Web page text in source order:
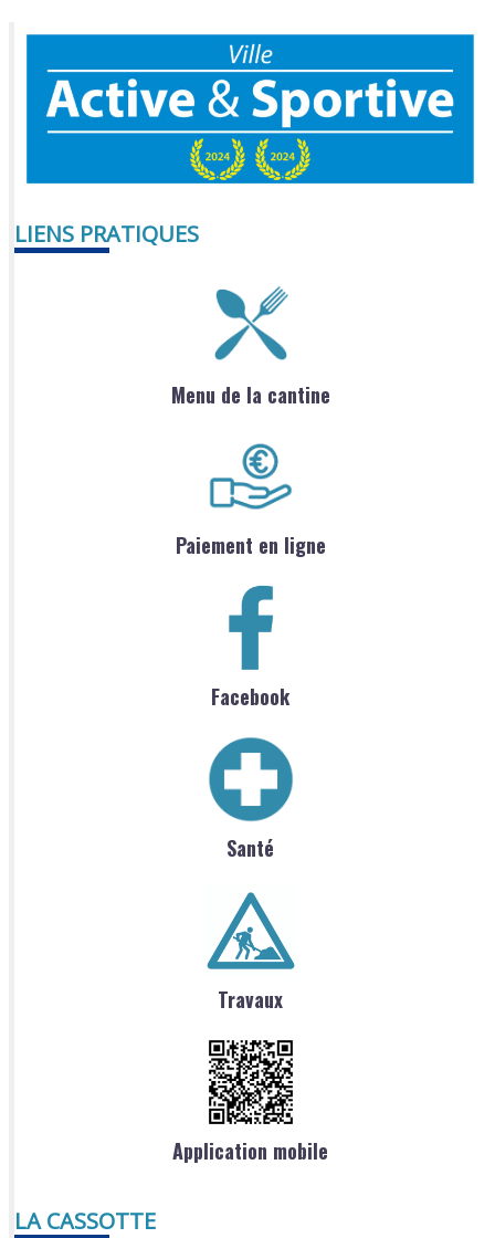
LIENS PRATIQUES
Menu de la cantine
Paiement en ligne
Facebook
Santé
Travaux
Application mobile
LA CASSOTTE